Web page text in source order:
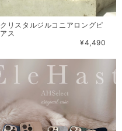
クリスタルジルコニアロングピ
アス
¥4,490